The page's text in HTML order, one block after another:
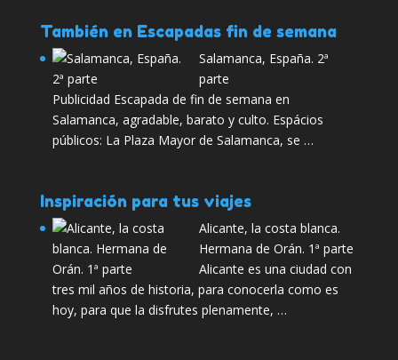
También en Escapadas fin de semana
Salamanca, España. 2ª
parte
Publicidad Escapada de fin de semana en
Salamanca, agradable, barato y culto. Espácios
públicos: La Plaza Mayor de Salamanca, se …
Inspiración para tus viajes
Alicante, la costa blanca.
Hermana de Orán. 1ª parte
Alicante es una ciudad con
tres mil años de historia, para conocerla como es
hoy, para que la disfrutes plenamente, …